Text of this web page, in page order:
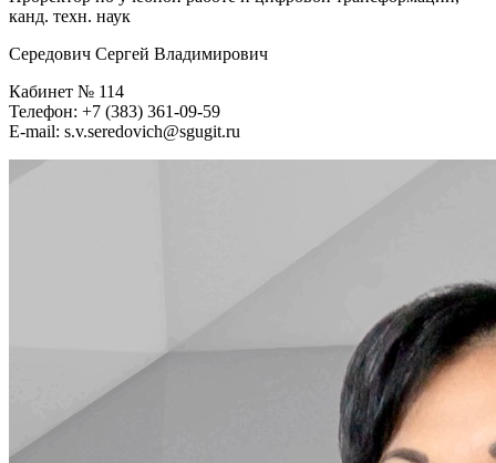
канд. техн. наук
Середович Сергей Владимирович
Кабинет № 114
Телефон: +7 (383) 361-09-59
E-mail: s.v.seredovich@sgugit.ru